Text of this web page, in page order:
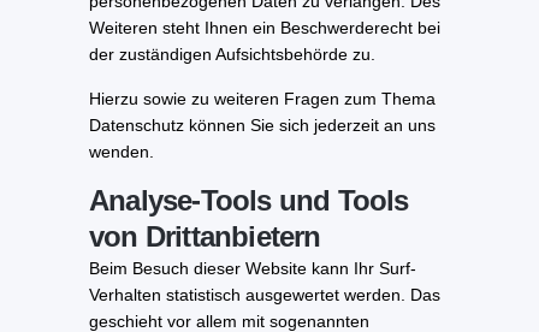
Weiteren steht Ihnen ein Beschwerderecht bei
der zuständigen Aufsichtsbehörde zu.
Hierzu sowie zu weiteren Fragen zum Thema
Datenschutz können Sie sich jederzeit an uns
wenden.
Analyse-Tools und Tools
von Dritt­anbietern
Beim Besuch dieser Website kann Ihr Surf-
Verhalten statistisch ausgewertet werden. Das
geschieht vor allem mit sogenannten